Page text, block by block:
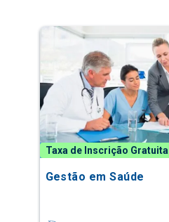
Taxa de Inscrição Gratuita
Gestão em Saúde